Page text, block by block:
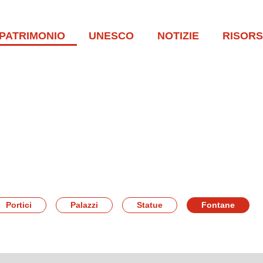
UNESCO NOTIZIE
Portici Palazzi Statue Fontane